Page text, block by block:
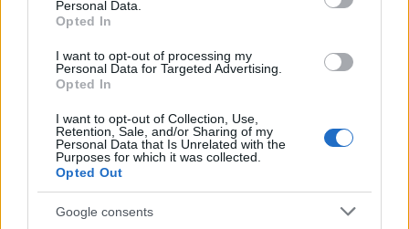
Personal Data.
Opted In
I want to opt-out of processing my
Personal Data for Targeted Advertising.
Opted In
I want to opt-out of Collection, Use,
Retention, Sale, and/or Sharing of my
Personal Data that Is Unrelated with the
Purposes for which it was collected.
Opted Out
Google consents
«Έλεγε να μην ρωτούν για τον πατέρα του»:
Τι αποκαλύπτει στον FLASH συγγενής του
55χρονου ξενοδόχου
05.08.2026